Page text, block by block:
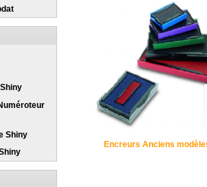
Shiny
Encreurs Anciens